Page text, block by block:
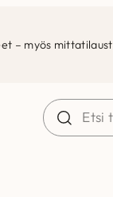
– myös